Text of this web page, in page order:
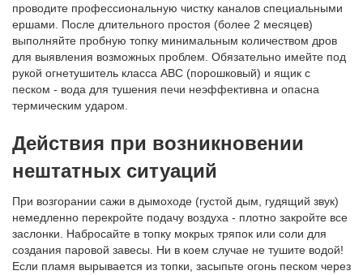
проводите профессиональную чистку каналов специальными
ершами. После длительного простоя (более 2 месяцев)
выполняйте пробную топку минимальным количеством дров
для выявления возможных проблем. Обязательно имейте под
рукой огнетушитель класса ABC (порошковый) и ящик с
песком - вода для тушения печи неэффективна и опасна
термическим ударом.
Действия при возникновении
нештатных ситуаций
При возгорании сажи в дымоходе (густой дым, гудящий звук)
немедленно перекройте подачу воздуха - плотно закройте все
заслонки. Набросайте в топку мокрых тряпок или соли для
создания паровой завесы. Ни в коем случае не тушите водой!
Если пламя вырывается из топки, засыпьте огонь песком через